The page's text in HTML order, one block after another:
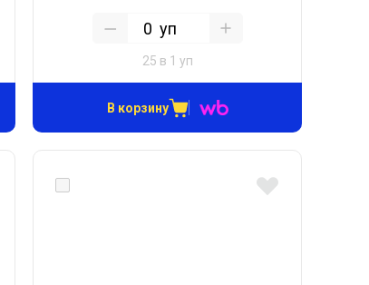
уп
25 в 1 уп
В корзину